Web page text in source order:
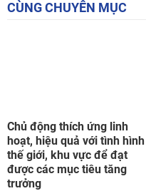
CÙNG CHUYÊN MỤC
Chủ động thích ứng linh
hoạt, hiệu quả với tình hình
thế giới, khu vực để đạt
được các mục tiêu tăng
trưởng